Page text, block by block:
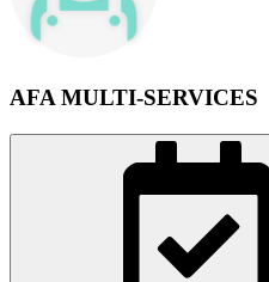
AFA MULTI-SERVICES